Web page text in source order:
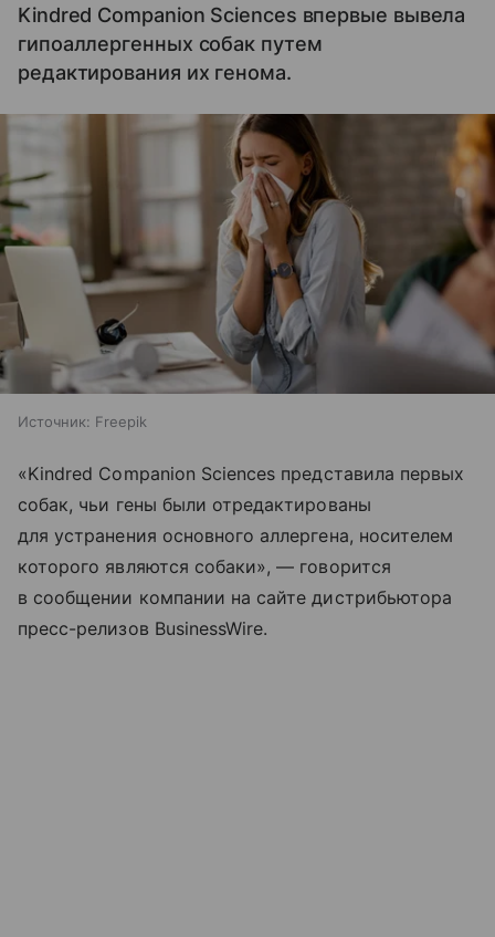
Kindred Companion Sciences впервые вывела
гипоаллергенных собак путем
редактирования их генома.
Источник: Freepik
«Kindred Companion Sciences представила первых
собак, чьи гены были отредактированы
для устранения основного аллергена, носителем
которого являются собаки», — говорится
в сообщении компании на сайте дистрибьютора
пресс-релизов BusinessWire.